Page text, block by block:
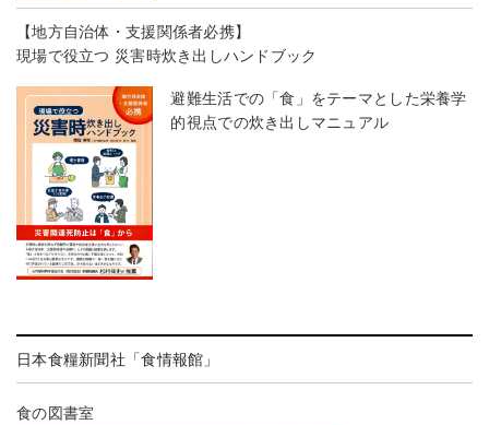
【地方自治体・支援関係者必携】
現場で役立つ 災害時炊き出しハンドブック
避難生活での「食」をテーマとした栄養学
的視点での炊き出しマニュアル
日本食糧新聞社「食情報館」
食の図書室